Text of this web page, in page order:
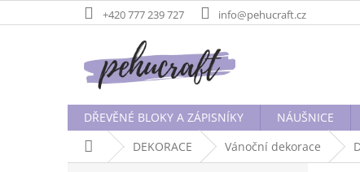
na
+420 777 239 727 info@pehucraft.cz
DŘEVĚNÉ BLOKY A ZÁPISNÍKY NÁUŠNICE
Domů DEKORACE Vánoční dekorace